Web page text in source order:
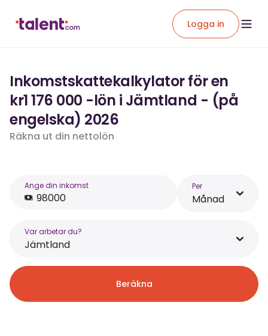
Logga in
Inkomstskattekalkylator för en
kr1 176 000 -lön i Jämtland - (på
engelska) 2026
Räkna ut din nettolön
Ange din inkomst Per
Månad
Var arbetar du?
Jämtland
Beräkna